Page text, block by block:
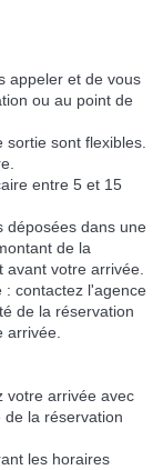
appeler et de vous
ou au point de
sont flexibles.
entre 5 et 15
déposées dans une
de la
votre arrivée.
: contactez l'agence
de la réservation
arrivée.
votre arrivée avec
la réservation
les horaires